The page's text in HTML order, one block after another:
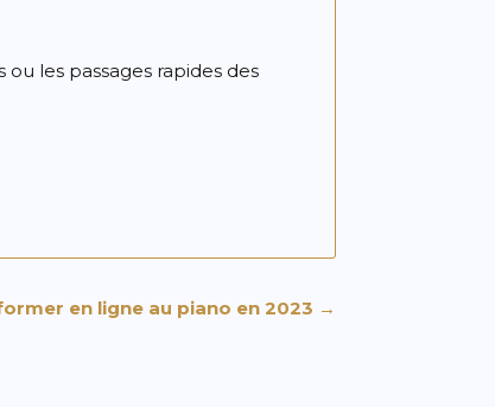
les passages rapides des
en ligne au piano en 2023 →